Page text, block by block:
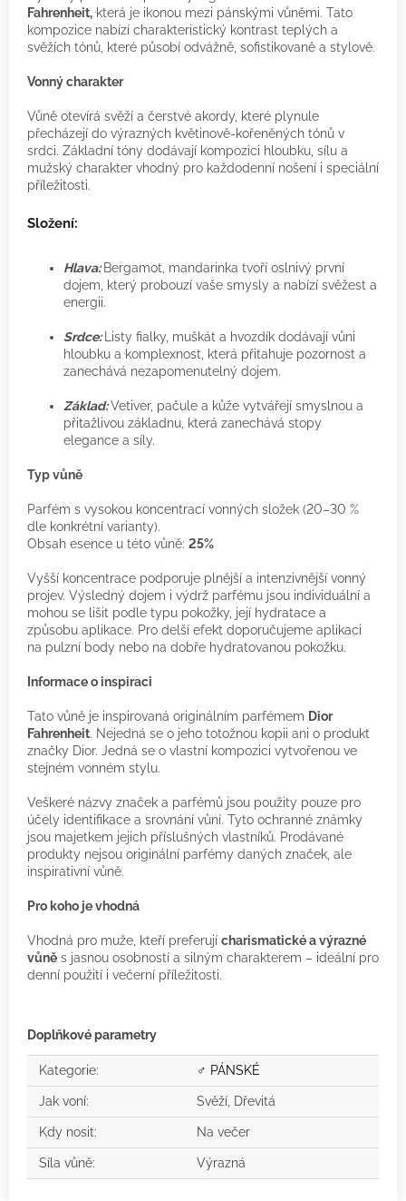
Fahrenheit, která je ikonou mezi pánskými vůněmi. Tato
kompozice nabízí charakteristický kontrast teplých a
svěžích tónů, které působí odvážně, sofistikovaně a stylově.
Vonný charakter
Vůně otevírá svěží a čerstvé akordy, které plynule
přecházejí do výrazných květinově-kořeněných tónů v
srdci. Základní tóny dodávají kompozici hloubku, sílu a
mužský charakter vhodný pro každodenní nošení i speciální
příležitosti.
Složení:
Hlava: Bergamot, mandarinka tvoří oslnivý první
dojem, který probouzí vaše smysly a nabízí svěžest a
energii.
Srdce: Listy fialky, muškát a hvozdík dodávají vůni
hloubku a komplexnost, která přitahuje pozornost a
zanechává nezapomenutelný dojem.
Základ:Vetiver, pačule a kůže vytvářejí smyslnou a
přitažlivou základnu, která zanechává stopy
elegance a síly.
Typ vůně
Parfém s vysokou koncentrací vonných složek (20–30 %
dle konkrétní varianty).
Obsah esence u této vůně: 25%
Vyšší koncentrace podporuje plnější a intenzivnější vonný
projev. Výsledný dojem i výdrž parfému jsou individuální a
mohou se lišit podle typu pokožky, její hydratace a
způsobu aplikace. Pro delší efekt doporučujeme aplikaci
na pulzní body nebo na dobře hydratovanou pokožku.
Informace o inspiraci
Tato vůně je inspirovaná originálním parfémem Dior
Fahrenheit. Nejedná se o jeho totožnou kopii ani o produkt
značky Dior. Jedná se o vlastní kompozici vytvořenou ve
stejném vonném stylu.
Veškeré názvy značek a parfémů jsou použity pouze pro
účely identifikace a srovnání vůní. Tyto ochranné známky
jsou majetkem jejich příslušných vlastníků. Prodávané
produkty nejsou originální parfémy daných značek, ale
inspirativní vůně.
Pro koho je vhodná
Vhodná pro muže, kteří preferují charismatické a výrazné
vůně s jasnou osobností a silným charakterem – ideální pro
denní použití i večerní příležitosti.
Doplňkové parametry
Kategorie: ♂ PÁNSKÉ
Jak voní: Svěží, Dřevitá
Kdy nosit: Na večer
Síla vůně: Výrazná